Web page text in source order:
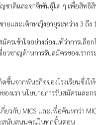
ชาติและชาติพันธุ์ใด ๆ เพื่อสิท
ายและเด็กหญิงอายุระหว่าง 3 ถึ
ครเข้าใจอย่างถ่องแท้ว่าการเ
วชาญด้านการรับสมัครของเร
กิดขึ้นจากพันธกิจของโรงเรียน
งเรา นโยบายการรับสมัครและ
วกับ MICS และเพื่อค้นหาว่า
สนับสนุนคุณในทุกขั้นตอน